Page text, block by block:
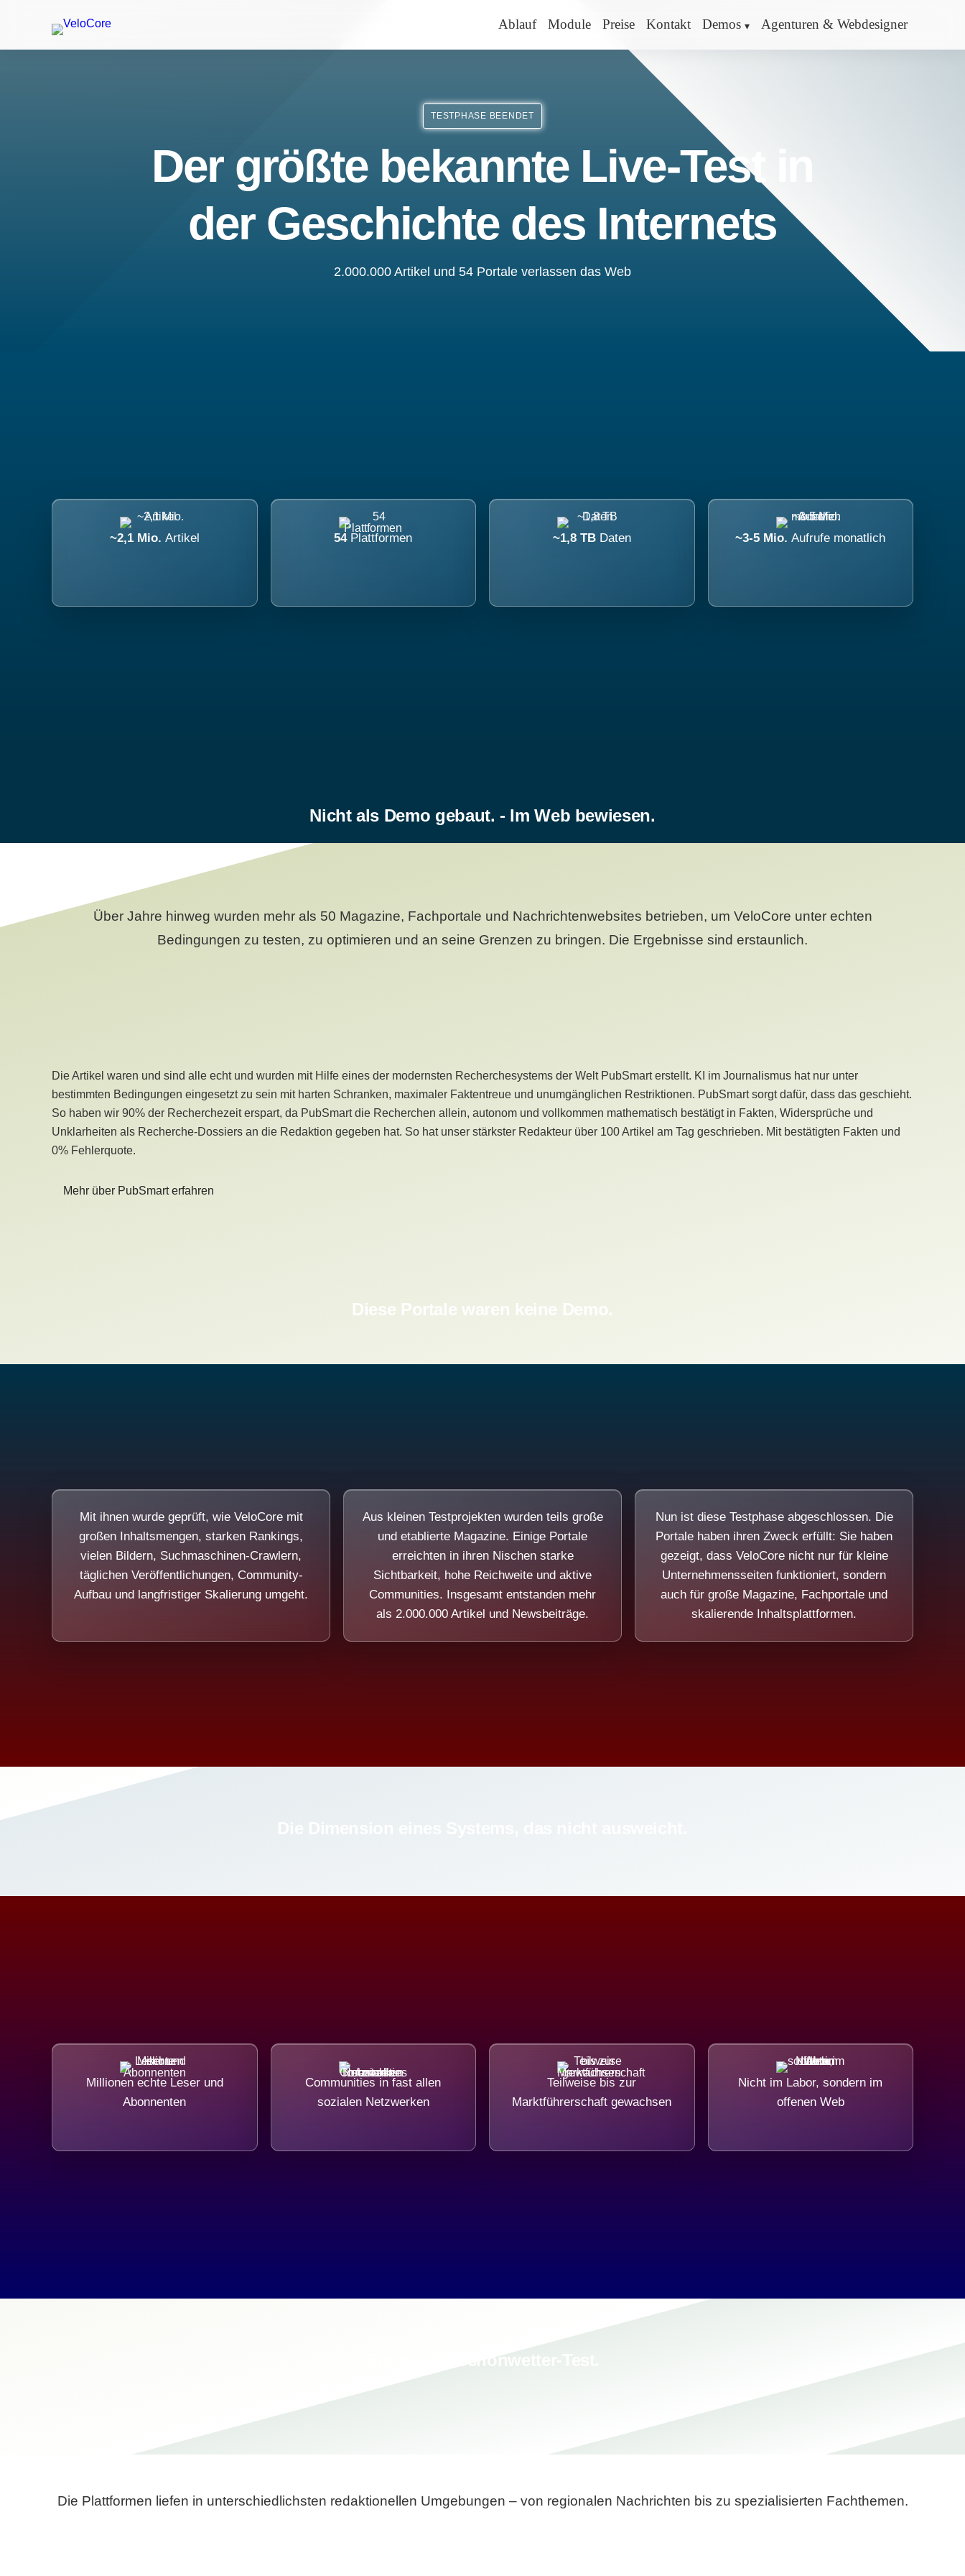
Ablauf Module Preise Kontakt Demos Agenturen & Webdesigner
TESTPHASE BEENDET
Der größte bekannte Live-Test in
der Geschichte des Internets
2.000.000 Artikel und 54 Portale verlassen das Web
~2,1 Mio. Artikel 54 Plattformen ~1,8 TB Daten ~3-5 Mio.Aufrufe monatlich
Nicht als Demo gebaut. - Im Web bewiesen.
Über Jahre hinweg wurden mehr als 50 Magazine, Fachportale und Nachrichtenwebsites betrieben, um VeloCore unter echten
Bedingungen zu testen, zu optimieren und an seine Grenzen zu bringen. Die Ergebnisse sind erstaunlich.
Die Artikel waren und sind alle echt und wurden mit Hilfe eines der modernsten Recherchesystems der Welt PubSmart erstellt. KI im Journalismus hat nur unter
bestimmten Bedingungen eingesetzt zu sein mit harten Schranken, maximaler Faktentreue und unumgänglichen Restriktionen. PubSmart sorgt dafür, dass das geschieht.
So haben wir 90% der Recherchezeit erspart, da PubSmart die Recherchen allein, autonom und vollkommen mathematisch bestätigt in Fakten, Widersprüche und
Unklarheiten als Recherche-Dossiers an die Redaktion gegeben hat. So hat unser stärkster Redakteur über 100 Artikel am Tag geschrieben. Mit bestätigten Fakten und
0% Fehlerquote.
Mehr über PubSmart erfahren
Diese Portale waren keine Demo.
Mit ihnen wurde geprüft, wie VeloCore mit
großen Inhaltsmengen, starken Rankings,
vielen Bildern, Suchmaschinen-Crawlern,
täglichen Veröffentlichungen, Community-
Aufbau und langfristiger Skalierung umgeht.
Aus kleinen Testprojekten wurden teils große
und etablierte Magazine. Einige Portale
erreichten in ihren Nischen starke
Sichtbarkeit, hohe Reichweite und aktive
Communities. Insgesamt entstanden mehr
als 2.000.000 Artikel und Newsbeiträge.
Nun ist diese Testphase abgeschlossen. Die
Portale haben ihren Zweck erfüllt: Sie haben
gezeigt, dass VeloCore nicht nur für kleine
Unternehmensseiten funktioniert, sondern
auch für große Magazine, Fachportale und
skalierende Inhaltsplattformen.
Millionen echte Leser und
Abonnenten
Communities in fast allen
sozialen Netzwerken
Teilweise bis zur
Marktführerschaft gewachsen
Nicht im Labor, sondern im
offenen Web
Die Plattformen liefen in unterschiedlichsten redaktionellen Umgebungen – von regionalen Nachrichten bis zu spezialisierten Fachthemen.